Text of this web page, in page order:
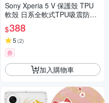
Sony Xperia 5 V 保護殼 TPU
軟殼 日系全軟式TPU吸震防摔
保護殼【INGENI徹底防禦】
$388
5 (2)
券
加入購物車